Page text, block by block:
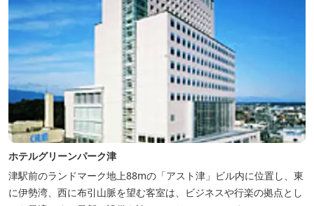
ホテルグリーンパーク津
津駅前のランドマーク地上88mの「アスト津」ビル内に位置し、東
に伊勢湾、西に布引山脈を望む客室は、ビジネスや行楽の拠点とし